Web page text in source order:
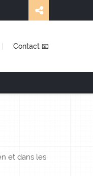
Contact 📧
et dans les